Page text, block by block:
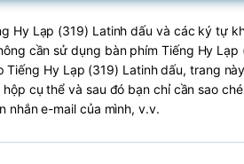
Hy Lạp (319) Latinh dấu và các ký tự
cần sử dụng bàn phím Tiếng Hy Lạp
Hy Lạp (319) Latinh dấu, trang
cụ thể và sau đó bạn chỉ cần sao
nhắn e-mail của mình, v.v.